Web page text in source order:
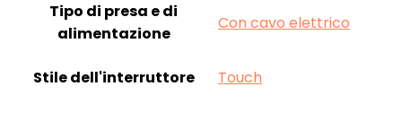
Tipo di presa e di
alimentazione
‎Con cavo elettrico
Stile dell'interruttore ‎Touch